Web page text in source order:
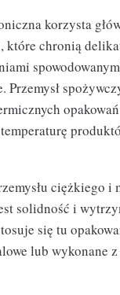
korzysta
które chronią
Przemysł
ciężkiego i
solidność i
się tu
lub wykonane